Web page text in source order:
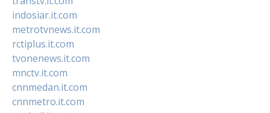
indosiar.it.com
metrotvnews.it.com
rctiplus.it.com
tvonenews.it.com
mnctv.it.com
cnnmedan.it.com
cnnmetro.it.com